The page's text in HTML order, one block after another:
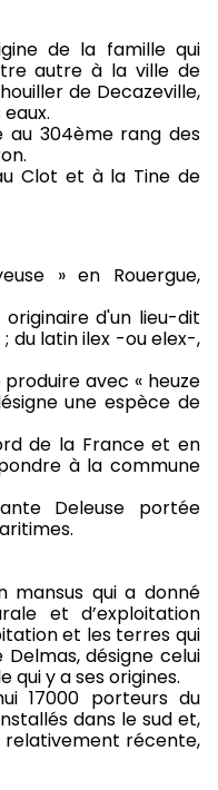
de la famille qui
autre à la ville de
de Decazeville,
au 304ème rang des
Clot et à la Tine de
» en Rouergue,
d'un lieu-dit
du latin ilex -ou elex-,
avec « heuze
une espèce de
de la France et en
à la commune
Deleuse portée
mansus qui a donné
et d’exploitation
et les terres qui
désigne celui
qui y a ses origines.
17000 porteurs du
dans le sud et,
relativement récente,